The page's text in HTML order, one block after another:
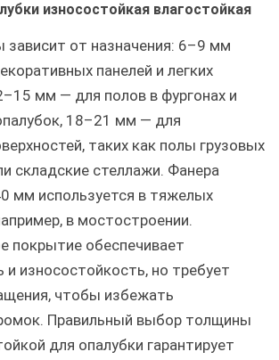
износостойкая влагостойкая
от назначения: 6–9 мм
панелей и легких
мм — для полов в фургонах и
18–21 мм — для
таких как полы грузовых
складские стеллажи. Фанера
мм используется в тяжелых
в мостостроении.
покрытие обеспечивает
и износостойкость, но требует
чтобы избежать
Правильный выбор толщины
для опалубки гарантирует